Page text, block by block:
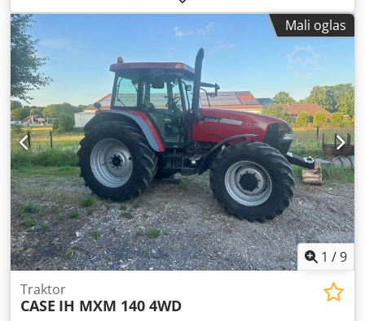
Mali oglas
1 /9
Traktor
CASE IH MXM 140 4WD